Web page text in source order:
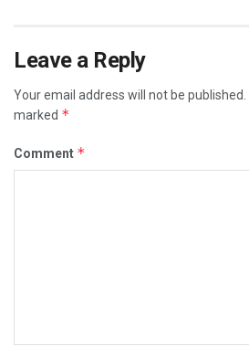
Leave a Reply
Your email address will not be published.
marked *
Comment *